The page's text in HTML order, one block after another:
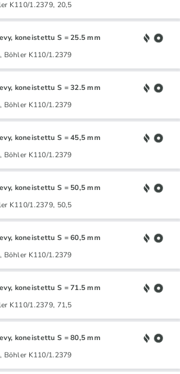
K110/1.2379, 20,5
koneistettu S = 25.5 mm
Böhler K110/1.2379
koneistettu S = 32.5 mm
Böhler K110/1.2379
koneistettu S = 45,5 mm
Böhler K110/1.2379
koneistettu S = 50,5 mm
K110/1.2379, 50,5
koneistettu S = 60,5 mm
Böhler K110/1.2379
koneistettu S = 71.5 mm
K110/1.2379, 71,5
koneistettu S = 80,5 mm
Böhler K110/1.2379